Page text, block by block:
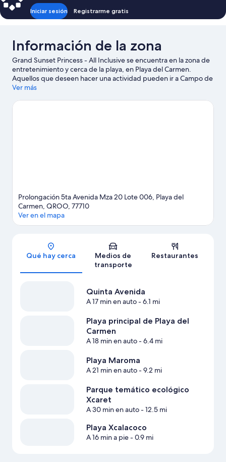
Iniciar sesión Registrarme gratis
Información de la zona
Grand Sunset Princess - All Inclusive se encuentra en la zona de
entretenimiento y cerca de la playa, en Playa del Carmen.
Aquellos que deseen hacer una actividad pueden ir a Campo de
golf El Camaleón Mayakoba y Parque temático Xplor, mientras
pueden visitar Parque ecológico Tres Ríos y Playa principal de
Ver más
Prolongación 5ta Avenida Mza 20 Lote 006, Playa del
Carmen, QROO, 77710
Ver en el mapa
Qué hay cerca
Medios de
transporte
Restaurantes
Quinta Avenida
A 17 min en auto- 6.1 mi
Playa principal de Playa del
Carmen
A 18 min en auto- 6.4 mi
Playa Maroma
A 21 min en auto- 9.2 mi
Parque temático ecológico
Xcaret
A 30 min en auto- 12.5 mi
Playa Xcalacoco
A 16 min a pie- 0.9 mi